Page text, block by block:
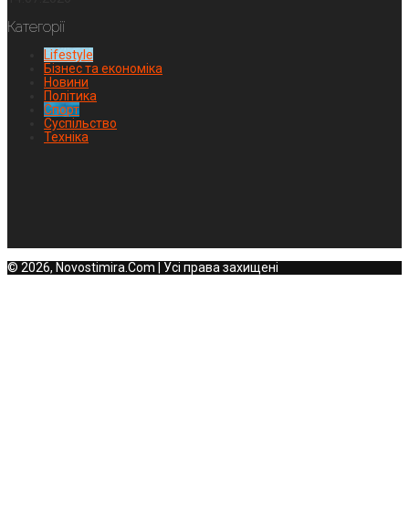
Категорії
Lifestyle
Бізнес та економіка
Новини
Політика
Спорт
Суспільство
Техніка
© 2026, Novostimira.Com | Усі права захищені